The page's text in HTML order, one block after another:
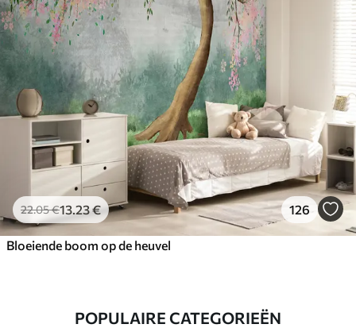
22.05€13 .23€ 126
Bloeiende boom op de heuvel
POPULAIRE CATEGORIEËN